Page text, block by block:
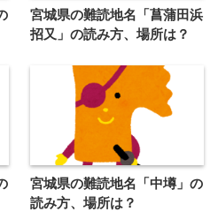
宮城県の難読地名「菖蒲田浜
招又」の読み方、場所は？
宮城県の難読地名「中墫」の
読み方、場所は？